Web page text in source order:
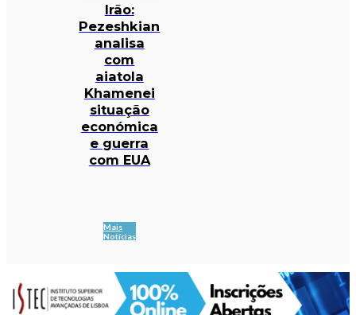
Irão:
Pezeshkian
analisa
com
aiatola
Khamenei
situação
económica
e guerra
com EUA
Mais
Notícias